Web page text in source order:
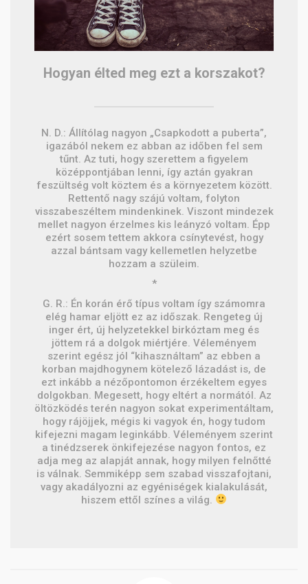
Hogyan élted meg ezt a korszakot?
N. D.: Állítólag nagyon „Csapkodott a puberta”,
igazából nekem ez abban az időben fel sem
tűnt. Az tuti, hogy szerettem a figyelem
középpontjában lenni, így aztán gyakran
feszültség volt köztem és a környezetem között.
Rettentő nagy szájú voltam, folyton
visszabeszéltem mindenkinek. Viszont mindezek
mellet nagyon érzelmes kis leányzó voltam. Épp
ezért sosem tettem akkora csínytevést, hogy
azzal bántsam vagy kellemetlen helyzetbe
hozzam a szüleim.
*
G. R.: Én korán érő típus voltam így számomra
elég hamar eljött ez az időszak. Rengeteg új
inger ért, új helyzetekkel birkóztam meg és
jöttem rá a dolgok miértjére. Véleményem
szerint egész jól “kihasználtam” az ebben a
korban majdhogynem kötelező lázadást is, de
ezt inkább a nézőpontomon érzékeltem egyes
dolgokban. Megesett, hogy eltért a normától. Az
öltözködés terén nagyon sokat experimentáltam,
hogy rájöjjek, mégis ki vagyok én, hogy tudom
kifejezni magam leginkább. Véleményem szerint
a tinédzserek önkifejezése nagyon fontos, ez
adja meg az alapját annak, hogy milyen felnőtté
is válnak. Semmiképp sem szabad visszafojtani,
vagy akadályozni az egyéniségek kialakulását,
hiszem ettől színes a világ.